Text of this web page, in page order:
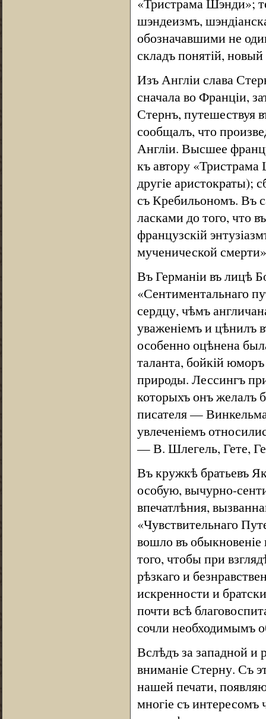
шэндеизмъ,
обозначавшими не
складъ понятій,
Изъ Англіи слава
сначала во Франціи,
Стернъ, путешествуя
сообщалъ, что
Англіи. Высшее
къ автору
другіе аристократы);
съ Кребильономъ. Въ
ласками до того, что
французскій
мученической
Въ Германіи въ лицѣ
«Сентиментальнаго
сердцу, чѣмъ
уваженіемъ и цѣнилъ
особенно оцѣнена
таланта, бойкій
природы. Лессингъ
которыхъ онъ желалъ
писателя —
увлеченіемъ
— В. Шлегель, Гете,
Въ кружкѣ братьевъ
особую, вычурно-
впечатлѣния,
«Чувствительнаго
вошло въ
того, чтобы при
рѣзкаго и
искренности и
почти всѣ
сочли необходимымъ
Вслѣдъ за западной и
вниманіе Стерну. Съ
нашей печати,
многіе съ интересомъ